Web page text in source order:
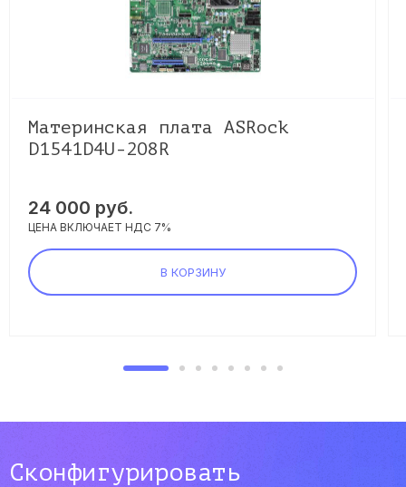
Материнская плата ASRock
D1541D4U-2O8R
24 000 руб.
ЦЕНА ВКЛЮЧАЕТ НДС 7%
В КОРЗИНУ
Сконфигурировать